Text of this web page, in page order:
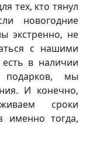
тех, кто тянул
новогодние
экстренно, не
с нашими
в наличии
мы
И конечно,
сроки
именно тогда,